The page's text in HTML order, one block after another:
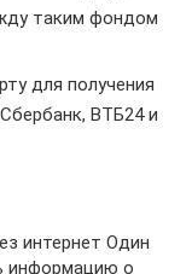
таким фондом
для получения
ВТБ24 и
интернет Один
информацию о